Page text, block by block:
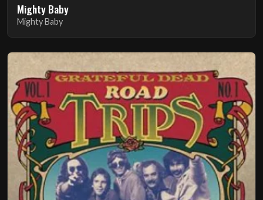
Mighty Baby
Mighty Baby